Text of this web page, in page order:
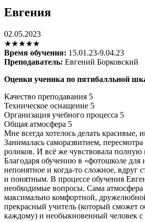
Евгения
02.05.2023
★★★★★
Время обучения: 15.01.23-9.04.23
Преподаватель: Евгений Борковский
Оценки ученика по пятибалльной
Качество преподавания 5
Техническое оснащение 5
Организация учебного процесса 5
Общая атмосфера 5
Мне всегда хотелось делать красивые,
Занималась саморазвитием,
роликов. И всё же чувствовала полную
Благодаря обучению в «фотошколе
непонятное и когда-то сложное, вдруг
и понятным. В процессе обучения
необходимые вопросы. Сама атмосфера
максимально комфортной,
прекрасный учитель (который сможет
каждому) и необыкновенный человек